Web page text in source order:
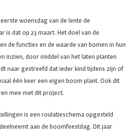
woensdag van de lente de
is dat op 23 maart. Het doel van de
de functies en de waarde van bomen in hun
inzien, door middel van het laten planten
naar gestreefd dat ieder kind tijdens zijn of
één keer een eigen boom plant. Ook dit
mee met dit project.
is een roulatieschema opgesteld
aan de boomfeestdag. Dit jaar